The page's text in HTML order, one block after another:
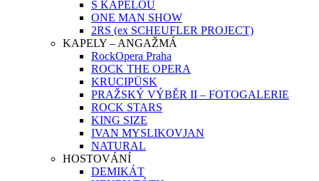
S KAPELOU
ONE MAN SHOW
2RS (ex SCHEUFLER PROJECT)
KAPELY – ANGAŽMÁ
RockOpera Praha
ROCK THE OPERA
KRUCIPÜSK
PRAŽSKÝ VÝBĚR II – FOTOGALERIE
ROCK STARS
KING SIZE
IVAN MYSLIKOVJAN
NATURAL
HOSTOVÁNÍ
DEMIKÁT